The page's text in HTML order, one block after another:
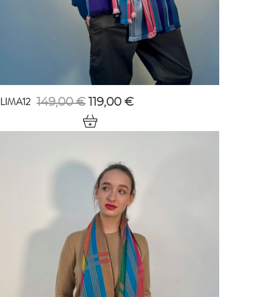
149,00€ Oorspronkelijke
prijs
was:
119,00€Huidige